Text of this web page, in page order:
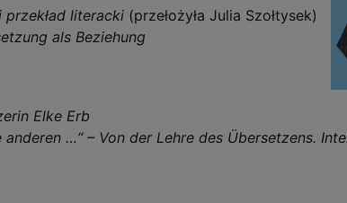
literacki (przełożyła Julia Szołtysek)
als Beziehung
Elke Erb
…“ – Von der Lehre des Übersetzens.